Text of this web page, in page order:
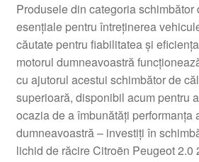
Procedura de reclamație
Termeni si conditii
Produsele din categoria schimbător
esențiale pentru întreținerea
căutate pentru fiabilitatea și
motorul dumneavoastră
cu ajutorul acestui schimbător de
superioară, disponibil acum pentru
ocazia de a îmbunătăți performanța
dumneavoastră – investiți în
lichid de răcire Citroën Peugeot 2.0